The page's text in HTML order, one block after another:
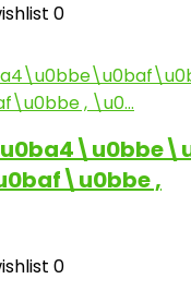
0
,
0